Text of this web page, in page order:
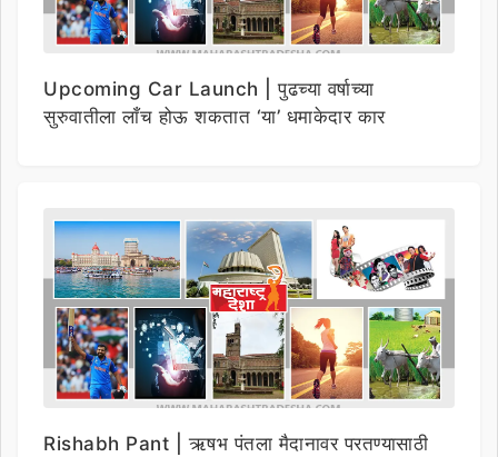
Upcoming Car Launch | पुढच्या वर्षाच्या
सुरुवातीला लाँच होऊ शकतात ‘या’ धमाकेदार कार
Rishabh Pant | ऋषभ पंतला मैदानावर परतण्यासाठी